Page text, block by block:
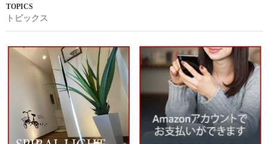
トピックス